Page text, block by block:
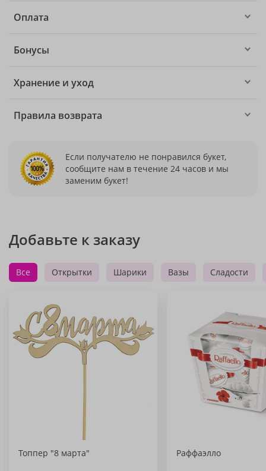
Оплата
Бонусы
Хранение и уход
Правила возврата
Если получателю не понравился букет,
сообщите нам в течение 24 часов и мы
заменим букет!
Добавьте к заказу
Все Открытки Шарики Вазы Сладости
Топпер "8 марта" Раффаэлло